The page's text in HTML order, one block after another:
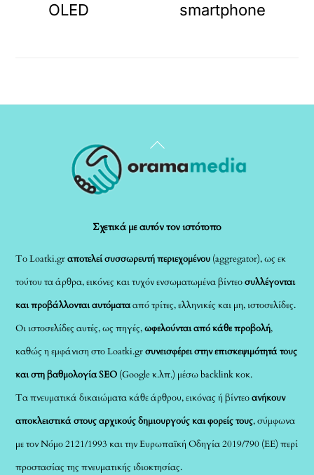
OLED
smartphone
Back
To
Σχετικά με αυτόν τον ιστότοπο
Το Loatki.grαποτελεί συσσωρευτή περιεχομένου (aggregator), ως εκ
τούτου τα άρθρα, εικόνες και τυχόν ενσωματωμένα βίντεοσυλλέγονται
και προβάλλονται αυτόματααπό τρίτες, ελληνικές και μη, ιστοσελίδες.
Οι ιστοσελίδες αυτές, ως πηγές,ωφελούνται από κάθε προβολή,
καθώς η εμφάνιση στο Loatki.grσυνεισφέρει στην επισκεψιμότητά τους
και στη βαθμολογία SEO (Google κ.λπ.) μέσω backlink κοκ.
Τα πνευματικά δικαιώματα κάθε άρθρου, εικόνας ή βίντεοανήκουν
αποκλειστικά στους αρχικούς δημιουργούς και φορείς τους, σύμφωνα
με τον Νόμο 2121/1993 και την Ευρωπαϊκή Οδηγία 2019/790 (ΕΕ) περί
προστασίας της πνευματικής ιδιοκτησίας.